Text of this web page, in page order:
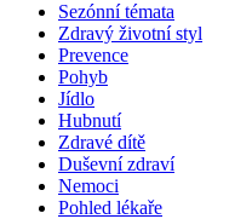
Sezónní témata
Zdravý životní styl
Prevence
Pohyb
Jídlo
Hubnutí
Zdravé dítě
Duševní zdraví
Nemoci
Pohled lékaře